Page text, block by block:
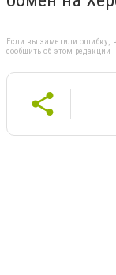
Если вы заметили ошибку,
сообщить об этом редакции